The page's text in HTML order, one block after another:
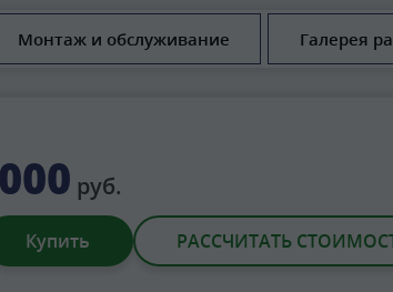
Монтаж и обслуживание Галерея
руб.
Купить РАССЧИТАТЬ